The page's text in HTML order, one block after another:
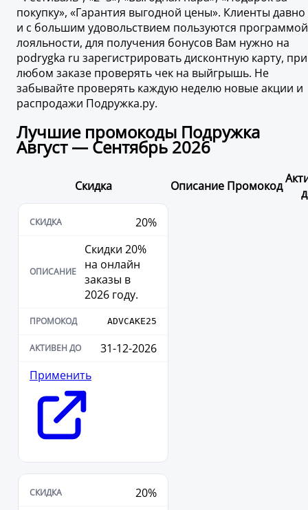
покупку», «Гарантия выгодной цены». Клиенты давно
и с большим удовольствием пользуются программой
лояльности, для получения бонусов Вам нужно на
podrygka ru зарегистрировать дисконтную карту, при
любом заказе проверять чек на выйгрышь. Не
забывайте проверять каждую неделю новые акции и
распродажи Подружка.ру.
Лучшие промокоды Подружка
Август — Сентябрь 2026
Скидка Описание Промокод
20%
Скидки 20%
на онлайн
заказы в
2026 году.
ADVCAKE25
31-12-2026
Применить
20%